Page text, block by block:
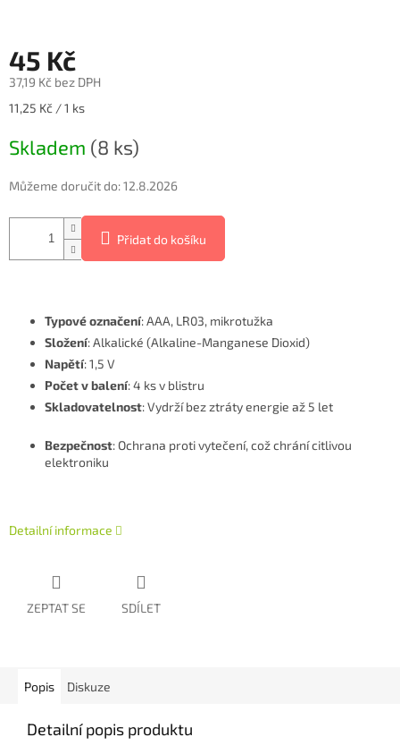
45 Kč
37,19 Kč bez DPH
Měrná
11,25 Kč / 1 ks
Skladem (8 ks)
Můžeme doručit do:12.8.2026
Přidat do košíku
Typové označení: AAA, LR03, mikrotužka
Složení: Alkalické (Alkaline-Manganese Dioxid)
Napětí: 1,5 V
Počet v balení: 4 ks v blistru
Skladovatelnost: Vydrží bez ztráty energie až 5 let
Bezpečnost: Ochrana proti vytečení, což chrání citlivou
elektroniku
Detailní informace
ZEPTAT SE SDÍLET
Popis Diskuze
Detailní popis produktu